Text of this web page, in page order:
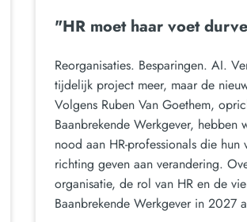
"HR moet haar voet
Reorganisaties. Besparingen. AI.
tijdelijk project meer, maar de
Volgens Ruben Van Goethem,
Baanbrekende Werkgever, hebben
nood aan HR-professionals die hun
richting geven aan verandering.
organisatie, de rol van HR en de
Baanbrekende Werkgever in 2027